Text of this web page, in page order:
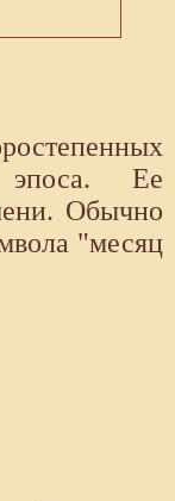
эпоса. Ее
Обычно
"месяц